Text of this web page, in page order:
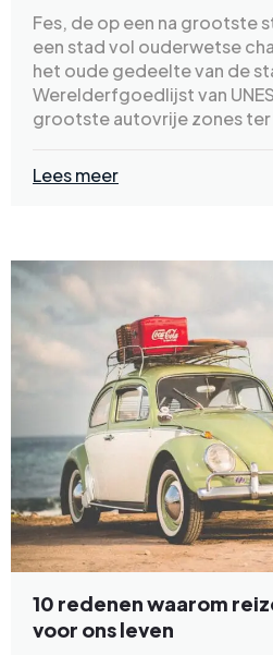
Fes, de op een na grootste
een stad vol ouderwetse
het oude gedeelte van de
Werelderfgoedlijst van
grootste autovrije zones
Lees meer
10 redenen waarom
voor ons leven